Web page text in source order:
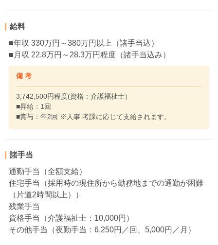
給料
■年収 330万円～380万円以上（諸手当込）
■月収 22.8万円～28.3万円程度（諸手当込み）
備 考
3,742,500円程度(資格：介護福祉士）
■昇給：1回
■賞与：年2回 ※人事 考課に応じて支給されます。
諸手当
通勤手当（全額支給）
住宅手当（採用時の現住所から勤務地までの通勤が困難
（片道2時間以上））
残業手当
資格手当（介護福祉士：10,000円）
その他手当（夜勤手当：6,250円／回、5,000円／月）